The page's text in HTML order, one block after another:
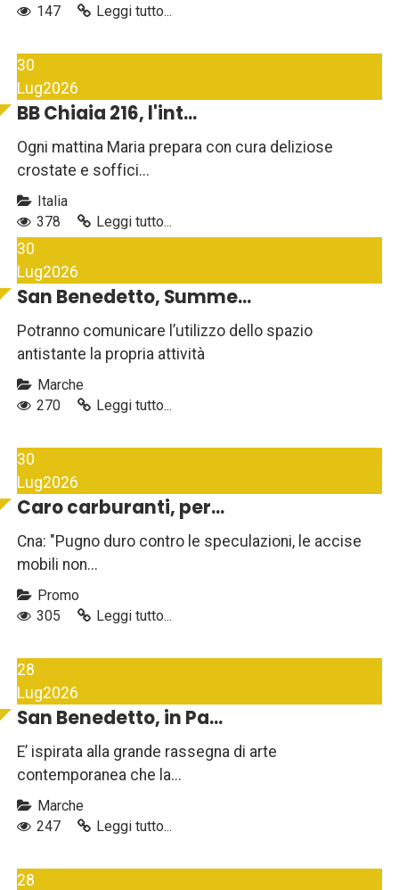
147
Leggi tutto...
30
Lug2026
BB Chiaia 216, l'int...
Ogni mattina Maria prepara con cura deliziose
crostate e soffici...
Italia
378
Leggi tutto...
30
Lug2026
San Benedetto, Summe...
Potranno comunicare l’utilizzo dello spazio
antistante la propria attività
Marche
270
Leggi tutto...
30
Lug2026
Caro carburanti, per...
Cna: "Pugno duro contro le speculazioni, le accise
mobili non...
Promo
305
Leggi tutto...
28
Lug2026
San Benedetto, in Pa...
E’ ispirata alla grande rassegna di arte
contemporanea che la...
Marche
247
Leggi tutto...
28